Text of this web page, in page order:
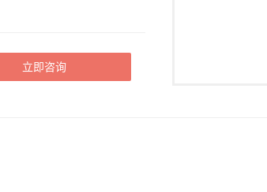
立即咨询